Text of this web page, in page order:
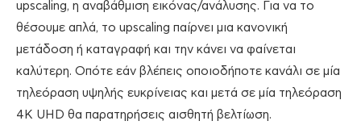
upscaling, η αναβάθμιση εικόνας/ανάλυσης. Για να το
θέσουμε απλά, το upscaling παίρνει μια κανονική
μετάδοση ή καταγραφή και την κάνει να φαίνεται
καλύτερη. Οπότε εάν βλέπεις οποιοδήποτε κανάλι σε μία
τηλεόραση υψηλής ευκρίνειας και μετά σε μία τηλεόραση
4K UHD θα παρατηρήσεις αισθητή βελτίωση.